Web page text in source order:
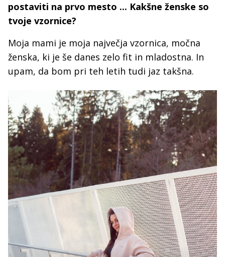
postaviti na prvo mesto ... Kakšne ženske so
tvoje vzornice?
Moja mami je moja največja vzornica, močna
ženska, ki je še danes zelo fit in mladostna. In
upam, da bom pri teh letih tudi jaz takšna.